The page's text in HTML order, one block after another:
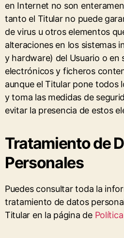
en Internet no son
tanto el Titular no puede
de virus u otros elementos
alteraciones en los sistemas
y hardware) del Usuario o en
electrónicos y ficheros
aunque el Titular pone todos
y toma las medidas de
evitar la presencia de estos
Tratamiento de
Personales
Puedes consultar toda la
tratamiento de datos
Titular en la página de